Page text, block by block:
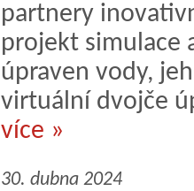
partnery
projekt simulace
úpraven vody,
virtuální dvojče
více »
30. dubna 2024